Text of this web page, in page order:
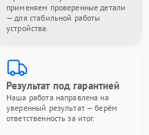
применяем проверенные детали
— для стабильной работы
устройства.
Результат под гарантией
Наша работа направлена на
уверенный результат — берём
ответственность за итог.